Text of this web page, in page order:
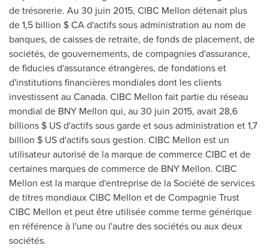
de trésorerie. Au 30 juin 2015, CIBC Mellon détenait plus
de 1,5 billion $ CA d'actifs sous administration au nom de
banques, de caisses de retraite, de fonds de placement, de
sociétés, de gouvernements, de compagnies d'assurance,
de fiducies d'assurance étrangères, de fondations et
d'institutions financières mondiales dont les clients
investissent au Canada. CIBC Mellon fait partie du réseau
mondial de BNY Mellon qui, au 30 juin 2015, avait 28,6
billions $ US d'actifs sous garde et sous administration et 1,7
billion $ US d'actifs sous gestion. CIBC Mellon est un
utilisateur autorisé de la marque de commerce CIBC et de
certaines marques de commerce de BNY Mellon. CIBC
Mellon est la marque d'entreprise de la Société de services
de titres mondiaux CIBC Mellon et de Compagnie Trust
CIBC Mellon et peut être utilisée comme terme générique
en référence à l'une ou l'autre des sociétés ou aux deux
sociétés.